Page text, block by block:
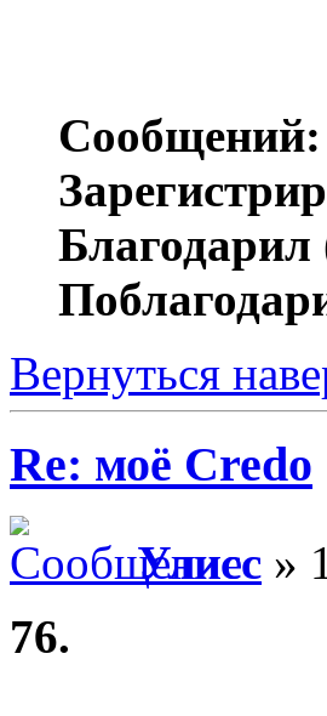
Сообщений:
Благодарил
Вернуться
Re: моё Сredo
Улисс »
76.